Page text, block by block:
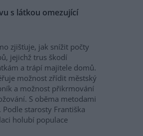
s látkou omezující
zjišťuje, jak snížit počty
jejichž trus škodí
a trápí majitele domů.
možnost zřídit městský
a možnost přikrmování
S oběma metodami
starosty Františka
holubí populace